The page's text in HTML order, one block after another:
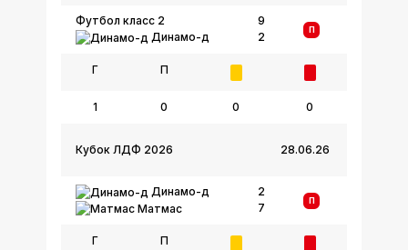
Футбол класс 2
Динамо-д
9
2
П
Г П
1 0 0 0
28.06.26
Кубок ЛДФ 2026
Динамо-д
Матмас
2
7
П
Г П